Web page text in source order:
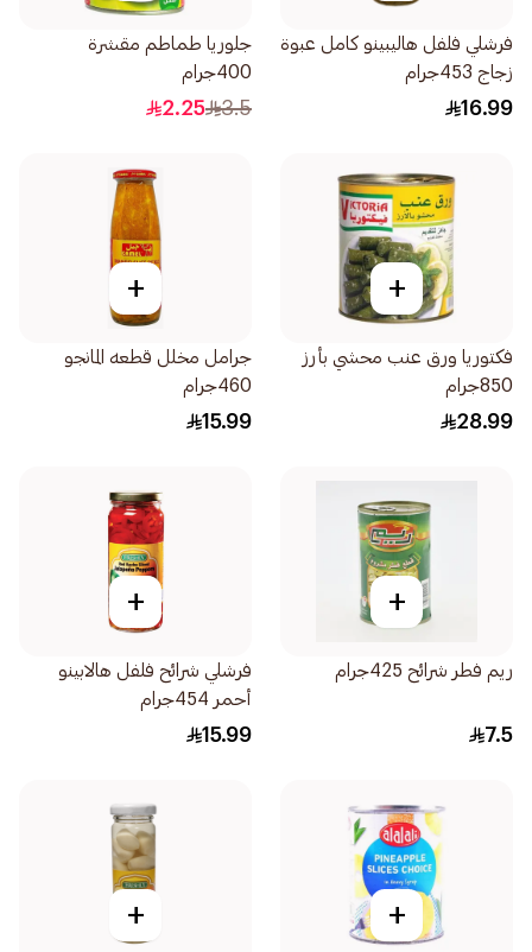
فرشلي فلفل هاليبينو كامل عبوة
زجاج 453جرام
16.99
جلوريا طماطم مقشرة
400جرام
3.5
2.25
+
فكتوريا ورق عنب محشي بأرز
850جرام
28.99
+
جرامل مخلل قطعه المانجو
460جرام
15.99
+
ريم فطر شرائح 425جرام
7.5
+
فرشلي شرائح فلفل هالابينو
أحمر 454جرام
15.99
+
+